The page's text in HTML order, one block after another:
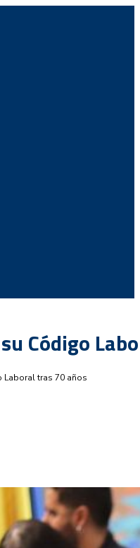
Código
Laboral tras 70 años